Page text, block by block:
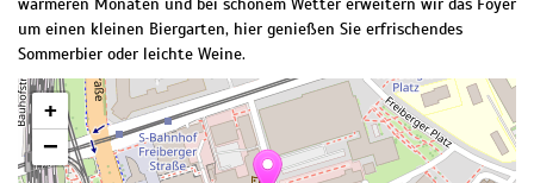
wärmeren Monaten und bei schönem Wetter erweitern wir das Foyer
um einen kleinen Biergarten, hier genießen Sie erfrischendes
Sommerbier oder leichte Weine.
+
−